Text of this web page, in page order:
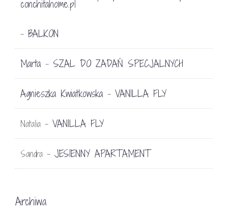
conchitahome.pl
- BALKON
Marta - SZAL DO ZADAŃ SPECJALNYCH
Agnieszka Kwiatkowska - VANILLA FLY
Natalia - VANILLA FLY
Sandra - JESIENNY APARTAMENT
Archiwa